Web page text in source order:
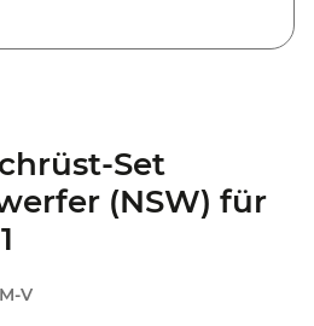
Set
(NSW) für
V